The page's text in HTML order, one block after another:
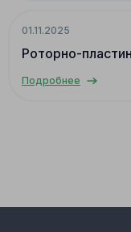
01.11.2025
Роторно-
Подробнее